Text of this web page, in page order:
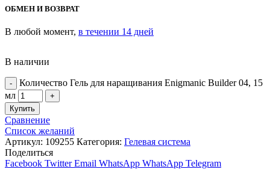
ОБМЕН И ВОЗВРАТ
В любой момент, в течении 14 дней
В наличии
Количество Гель для наращивания Enigmanic Builder 04, 15
мл
Купить
Сравнение
Список желаний
Артикул: 109255 Категория: Гелевая система
Поделиться
Facebook Twitter Email WhatsApp WhatsApp Telegram